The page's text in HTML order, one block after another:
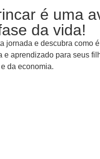
é uma
da vida!
jornada e descubra como é
e aprendizado para seus
da economia.